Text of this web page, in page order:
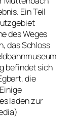
Ein Teil
des Weges
das Schloss
befindet sich
die
laden zur